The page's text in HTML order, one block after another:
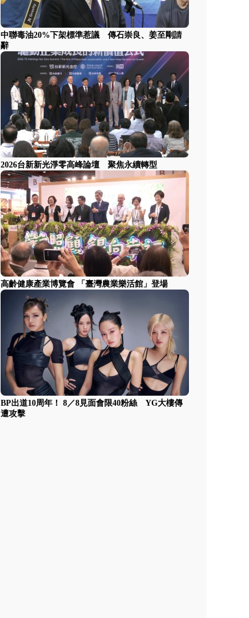
中聯毒油20%下架標準惹議 傳石崇良、姜至剛請
辭
2026台新新光淨零高峰論壇 聚焦永續轉型
高齡健康產業博覽會 「臺灣農業樂活館」登場
BP出道10周年！ 8／8見面會限40粉絲 YG大樓傳
遭攻擊